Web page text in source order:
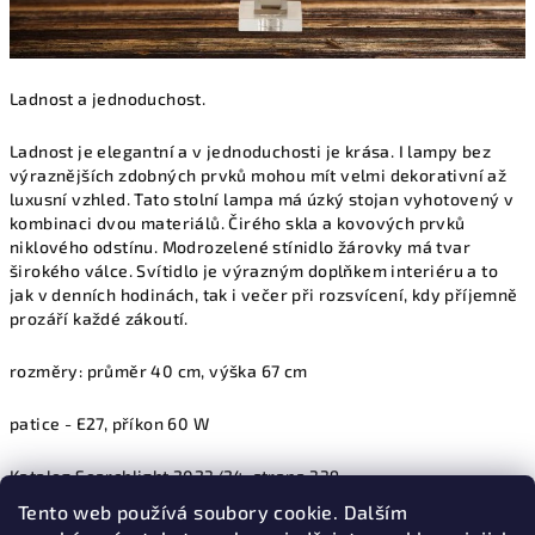
Tento web používá soubory cookie. Dalším
Ladnost a jednoduchost.
Ladnost je elegantní a v jednoduchosti je krása. I lampy bez
výraznějších zdobných prvků mohou mít velmi dekorativní až
luxusní vzhled. Tato stolní lampa má úzký stojan vyhotovený v
kombinaci dvou materiálů. Čirého skla a kovových prvků
niklového odstínu. Modrozelené stínidlo žárovky má tvar
širokého válce. Svítidlo je výrazným doplňkem interiéru a to
jak v denních hodinách, tak i večer při rozsvícení, kdy příjemně
prozáří každé zákoutí.
rozměry: průměr 40 cm, výška 67 cm
patice - E27, příkon 60 W
Katalog Searchlight 2023/24, strana 339